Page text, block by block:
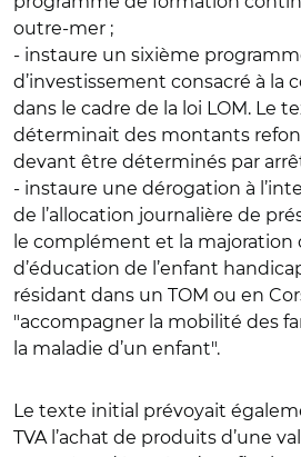
outre-mer ;
- instaure un sixième
d’investissement consacré à la
dans le cadre de la loi LOM. Le
déterminait des montants
devant être déterminés par
- instaure une dérogation à
de l’allocation journalière de
le complément et la majoration
d’éducation de l’enfant
résidant dans un TOM ou en
"accompagner la mobilité des
la maladie d’un enfant".
Le texte initial prévoyait
TVA l’achat de produits d’une